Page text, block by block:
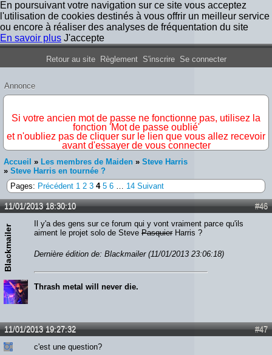
En poursuivant votre navigation sur ce site vous acceptez
l'utilisation de cookies destinés à vous offrir un meilleur service
ou encore à réaliser des analyses de fréquentation du site
En savoir plus J'accepte
Forum Iron Maiden France
Retour au site Règlement S'inscrire Se connecter
Annonce
Si votre ancien mot de passe ne fonctionne pas, utilisez la
fonction 'Mot de passe oublié'
et n'oubliez pas de cliquer sur le lien que vous allez recevoir
avant d'essayer de vous connecter
Accueil » Les membres de Maiden » Steve Harris
» Steve Harris en tournée ?
Pages: Précédent 1 2 3 4 5 6 … 14 Suivant
#46
11/01/2013 18:30:10
Blackmailer
Il y'a des gens sur ce forum qui y vont vraiment parce qu'ils
aiment le projet solo de Steve Pasquier Harris ?
Dernière édition de: Blackmailer (11/01/2013 23:06:18)
Thrash metal will never die.
#47
11/01/2013 19:27:32
c'est une question?